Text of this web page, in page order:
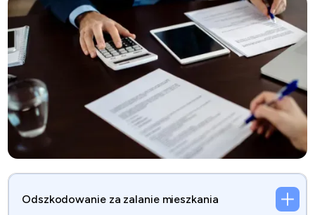
Odszkodowanie za zalanie mieszkania